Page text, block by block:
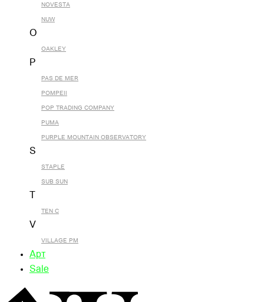
NOVESTA
NUW
O
OAKLEY
P
PAS DE MER
POMPEII
POP TRADING COMPANY
PUMA
PURPLE MOUNTAIN OBSERVATORY
S
STAPLE
SUB SUN
TEN C
V
VILLAGE PM
Арт
Sale